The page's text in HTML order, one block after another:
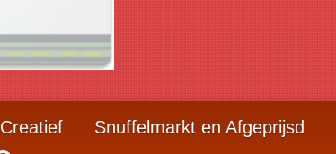
Creatief Snuffelmarkt en Afgeprijsd